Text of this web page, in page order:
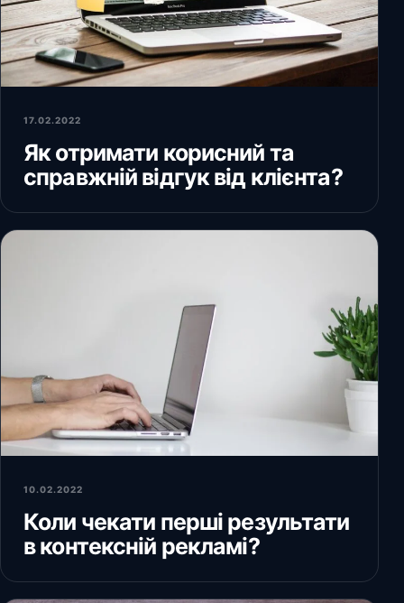
17.02.2022
Як отримати корисний та
справжній відгук від клієнта?
10.02.2022
Коли чекати перші результати
в контексній рекламі?